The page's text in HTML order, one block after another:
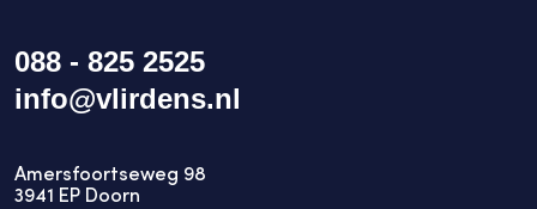
088 - 825 2525
info@vlirdens.nl
Amersfoortseweg 98
3941 EP Doorn